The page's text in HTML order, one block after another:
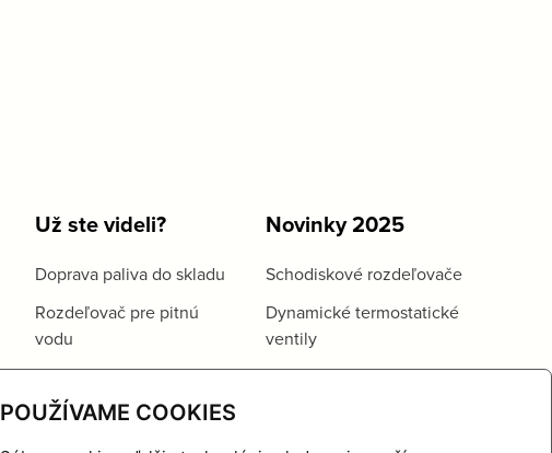
POUŽÍVAME COOKIES
Už ste videli?
Doprava paliva do skladu
Rozdeľovač pre pitnú
vodu
Novinky 2025
Schodiskové rozdeľovače
Dynamické termostatické
ventily